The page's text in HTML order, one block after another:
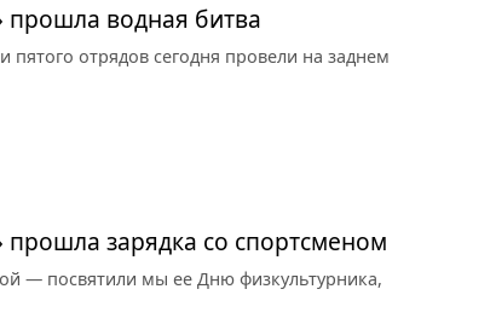
прошла водная битва
пятого отрядов сегодня провели на заднем
зарядка со спортсменом
— посвятили мы ее Дню физкультурника,